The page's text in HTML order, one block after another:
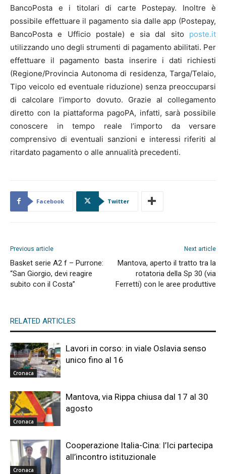
BancoPosta e i titolari di carte Postepay. Inoltre è
possibile effettuare il pagamento sia dalle app (Postepay,
BancoPosta e Ufficio postale) e sia dal sito poste.it
utilizzando uno degli strumenti di pagamento abilitati. Per
effettuare il pagamento basta inserire i dati richiesti
(Regione/Provincia Autonoma di residenza, Targa/Telaio,
Tipo veicolo ed eventuale riduzione) senza preoccuparsi
di calcolare l’importo dovuto. Grazie al collegamento
diretto con la piattaforma pagoPA, infatti, sarà possibile
conoscere in tempo reale l’importo da versare
comprensivo di eventuali sanzioni e interessi riferiti al
ritardato pagamento o alle annualità precedenti.
Facebook Twitter
Previous article
Basket serie A2 f – Purrone:
“San Giorgio, devi reagire
subito con il Costa”
Next article
Mantova, aperto il tratto tra la
rotatoria della Sp 30 (via
Ferretti) con le aree produttive
RELATED ARTICLES
Cronaca
Lavori in corso: in viale Oslavia senso
unico fino al 16
Cronaca
Mantova, via Rippa chiusa dal 17 al 30
agosto
Cronaca
Cooperazione Italia-Cina: l’Ici partecipa
all’incontro istituzionale